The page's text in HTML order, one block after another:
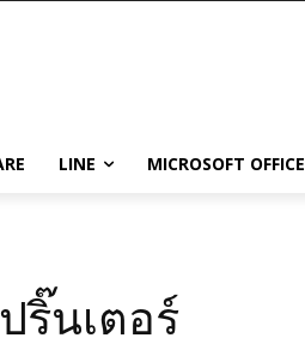
LINE MICROSOFT OFFICE
ริ๊นเตอร์